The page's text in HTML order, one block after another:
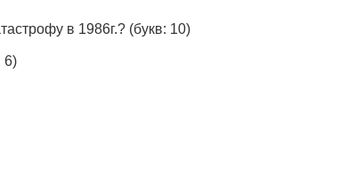
в 1986г.? (букв: 10)
6)